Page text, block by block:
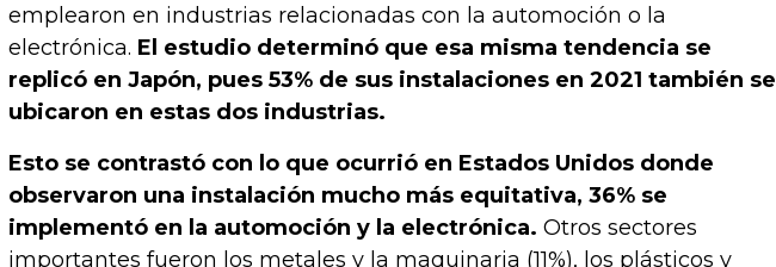
emplearon en industrias relacionadas con la automoción o la
electrónica. El estudio determinó que esa misma tendencia se
replicó en Japón, pues 53% de sus instalaciones en 2021 también se
ubicaron en estas dos industrias.
Esto se contrastó con lo que ocurrió en Estados Unidos donde
observaron una instalación mucho más equitativa, 36% se
implementó en la automoción y la electrónica. Otros sectores
importantes fueron los metales y la maquinaria (11%), los plásticos y